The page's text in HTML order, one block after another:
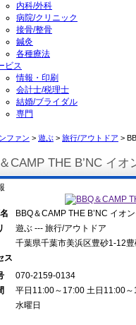
内科/外科
病院/クリニック
接骨/整骨
鍼灸
各種療法
ビス
情報・印刷
会計士/税理士
結婚/ブライダル
専門
ファン > 遊ぶ > 旅行/アウトドア >
CAMP THE B’NC イ
BBQ＆CAMP THE B’NC イオ
遊ぶ --- 旅行/アウトドア
千葉県千葉市美浜区豊砂1-12豊
ス
070-2159-0134
平日11:00～17:00 土日11:00～
水曜日